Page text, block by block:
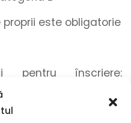
proprii este obligatorie
pentru înscriere:
română)
aplici pentru acest